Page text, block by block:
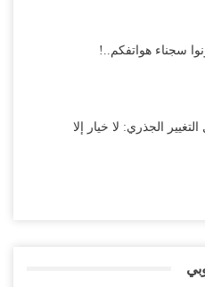
سجناء هواتفكم..!
الجذري: لا خيار إلا